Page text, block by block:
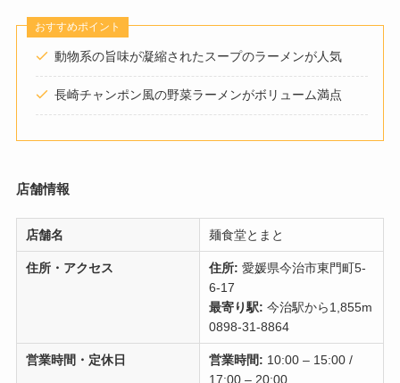
おすすめポイント
動物系の旨味が凝縮されたスープのラーメンが人気
長崎チャンポン風の野菜ラーメンがボリューム満点
店舗情報
店舗名 麺食堂とまと
住所・アクセス 住所: 愛媛県今治市東門町5-
6-17
最寄り駅: 今治駅から1,855m
0898-31-8864
営業時間・定休日 営業時間: 10:00 – 15:00 /
17:00 – 20:00